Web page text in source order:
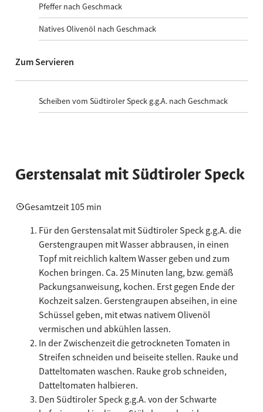
Pfeffer nach Geschmack
Natives Olivenöl nach Geschmack
Zum Servieren
Scheiben vom Südtiroler Speck g.g.A. nach Geschmack
Gerstensalat mit Südtiroler Speck
Gesamtzeit 105 min
Für den Gerstensalat mit Südtiroler Speck g.g.A. die
Gerstengraupen mit Wasser abbrausen, in einen
Topf mit reichlich kaltem Wasser geben und zum
Kochen bringen. Ca. 25 Minuten lang, bzw. gemäß
Packungsanweisung, kochen. Erst gegen Ende der
Kochzeit salzen. Gerstengraupen abseihen, in eine
Schüssel geben, mit etwas nativem Olivenöl
vermischen und abkühlen lassen.
In der Zwischenzeit die getrockneten Tomaten in
Streifen schneiden und beiseite stellen. Rauke und
Datteltomaten waschen. Rauke grob schneiden,
Datteltomaten halbieren.
Den Südtiroler Speck g.g.A. von der Schwarte